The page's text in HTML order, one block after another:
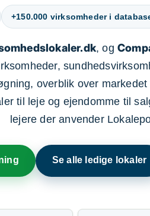
+150.000 virksomheder i
, og
overblik over
til leje og ejendomme til
lejere der anvender
Se alle ledige lokaler